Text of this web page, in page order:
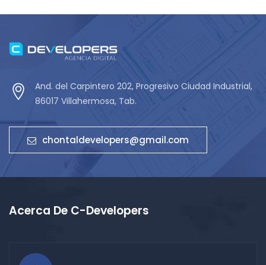
And. del Carpintero 202, Progresivo Ciudad Industrial,
86017 Villahermosa, Tab.
chontaldevelopers@gmail.com
Acerca De C-Developers